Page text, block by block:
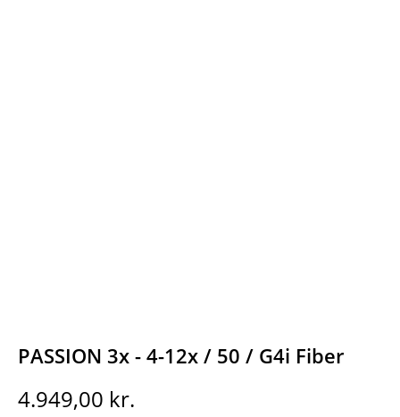
PASSION 3x - 4-12x / 50 / G4i Fiber
4.949,00 kr.